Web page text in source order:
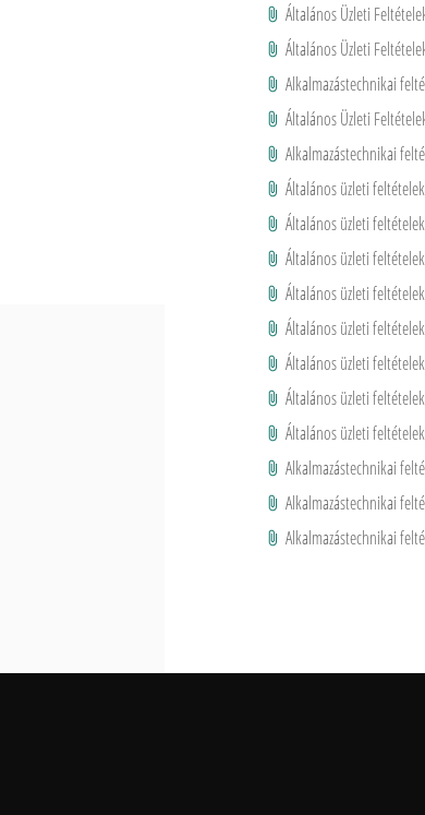
Általános Üzleti
Általános Üzleti
Alkalmazástechnikai
Általános Üzleti
Alkalmazástechnikai
Általános üzleti
Általános üzleti
Általános üzleti
Általános üzleti
Általános üzleti
Általános üzleti
Általános üzleti
Általános üzleti
Alkalmazástechnikai
Alkalmazástechnikai
Alkalmazástechnikai